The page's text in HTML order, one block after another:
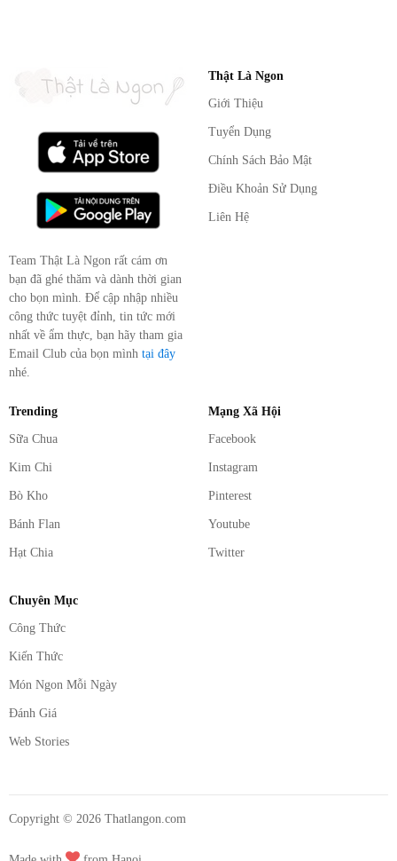
Team Thật Là Ngon rất cám ơn
bạn đã ghé thăm và dành thời gian
cho bọn mình. Để cập nhập nhiều
công thức tuyệt đỉnh, tin tức mới
nhất về ẩm thực, bạn hãy tham gia
Email Club của bọn mình tại đây
nhé.
Thật Là Ngon
Giới Thiệu
Tuyển Dụng
Chính Sách Bảo Mật
Điều Khoản Sử Dụng
Liên Hệ
Trending
Sữa Chua
Kim Chi
Bò Kho
Bánh Flan
Hạt Chia
Mạng Xã Hội
Facebook
Instagram
Pinterest
Youtube
Twitter
Chuyên Mục
Công Thức
Kiến Thức
Món Ngon Mỗi Ngày
Đánh Giá
Web Stories
Copyright © 2026 Thatlangon.com